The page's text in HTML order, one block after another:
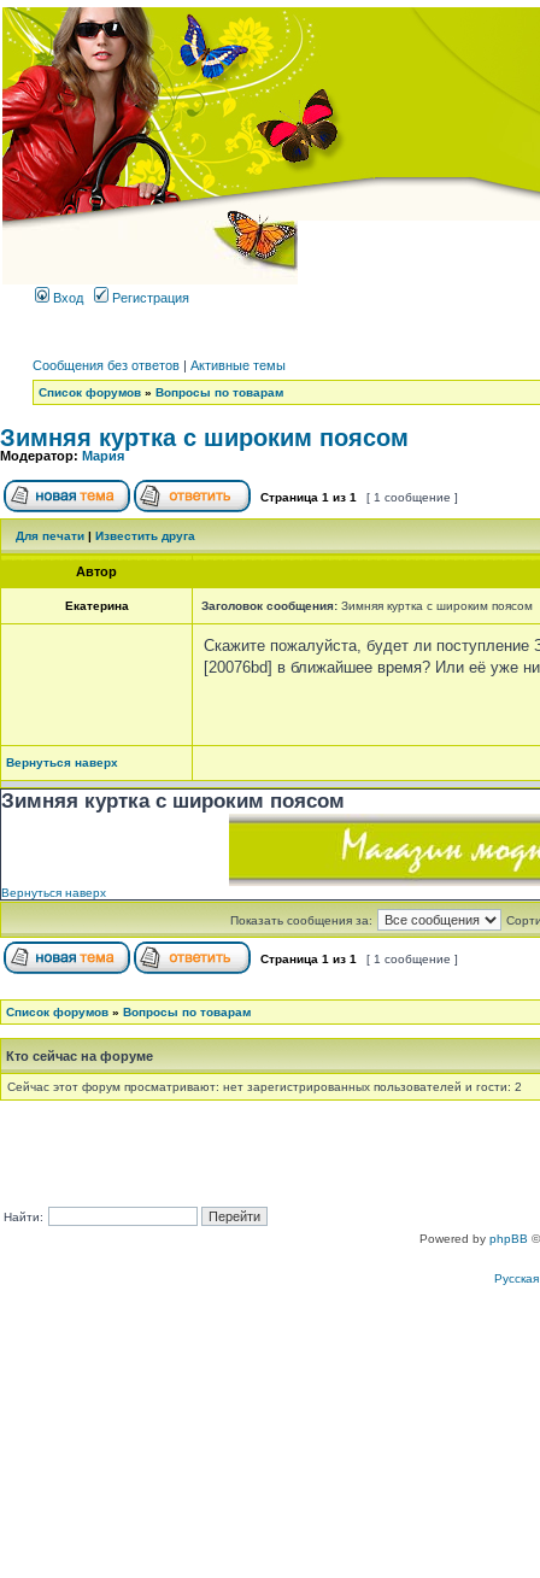
Вход Регистрация
Сообщения без ответов | Активные темы
Список форумов » Вопросы по товарам
Зимняя куртка с широким поясом
Модератор: Мария
Страница 1 из 1 [ 1 сообщение ]
Для печати | Известить друга
Автор
Екатерина Заголовок сообщения: Зимняя куртка с широким поясом
Скажите пожалуйста, будет ли поступление
[20076bd] в ближайшее время? Или её уже
Вернуться наверх
Зимняя куртка с широким поясом
Вернуться наверх
Показать сообщения за:
Страница 1 из 1 [ 1 сообщение ]
Список форумов » Вопросы по товарам
Кто сейчас на форуме
Сейчас этот форум просматривают: нет зарегистрированных пользователей и гости: 2
Найти:
Powered by phpBB